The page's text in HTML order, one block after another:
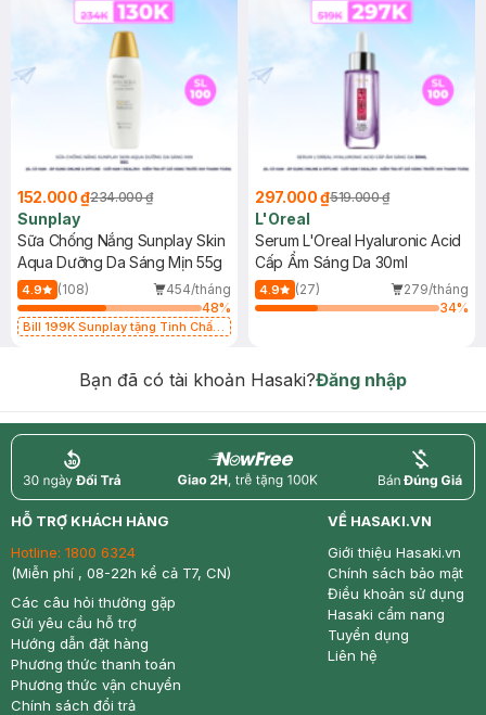
152.000 ₫234.000 ₫
Sunplay
Sữa Chống Nắng Sunplay Skin
Aqua Dưỡng Da Sáng Mịn 55g
4.9 (108)
454/tháng
48%
Bill 199K Sunplay tặng Tinh Chất
297.000 ₫519.000 ₫
L'Oreal
Serum L'Oreal Hyaluronic Acid
Cấp Ẩm Sáng Da 30ml
4.9 (27)
279/tháng
34%
Bạn đã có tài khoản Hasaki?Đăng nhập
return nowfree price
HỖ TRỢ KHÁCH HÀNG
Hotline: 1800 6324
(Miễn phí , 08-22h kể cả T7, CN)
Các câu hỏi thường gặp
Gửi yêu cầu hỗ trợ
Hướng dẫn đặt hàng
Phương thức thanh toán
Phương thức vận chuyển
Chính sách đổi trả
VỀ HASAKI.VN
Giới thiệu Hasaki.vn
Chính sách bảo mật
Điều khoản sử dụng
Hasaki cẩm nang
Tuyển dụng
Liên hệ